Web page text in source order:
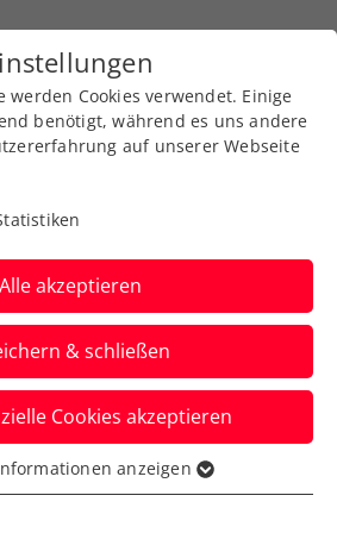
News
werden Cookies verwendet. Einige
benötigt, während es uns andere
auf unserer Webseite
Alle akzeptieren
& schließen
Cookies akzeptieren
für grundlegende
anzeigen